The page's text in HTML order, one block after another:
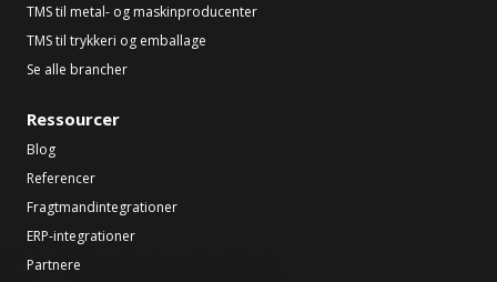
TMS til metal- og maskinproducenter
TMS til trykkeri og emballage
Se alle brancher
Ressourcer
Blog
Referencer
Fragtmandintegrationer
ERP-integrationer
Partnere